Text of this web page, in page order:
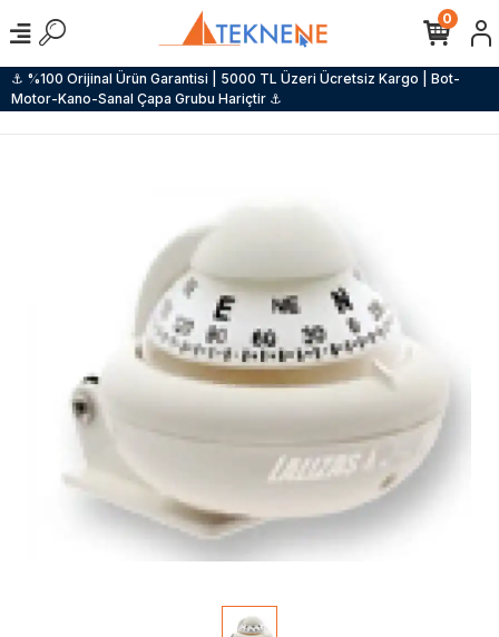
⚓ %100 Orijinal Ürün Garantisi | 5000 TL Üzeri Ücretsiz Kargo | Bot-
Motor-Kano-Sanal Çapa Grubu Hariçtir ⚓
0